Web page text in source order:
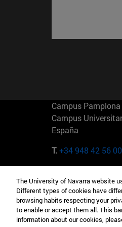
Campus Pamplona
Campus
España
T.+34 948 42 56 00
Camino del Cerro
Madrid España
T.+34 912 11 30 00
The University of Navarra website
Different types of cookies have
browsing habits respecting your
to enable or accept them all. This
information about our cookies,